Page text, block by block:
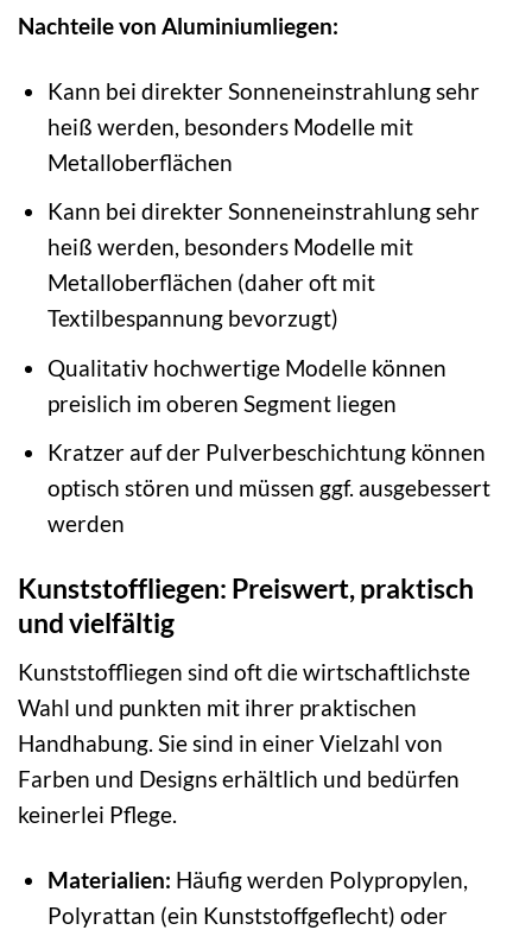
Nachteile von Aluminiumliegen:
Kann bei direkter Sonneneinstrahlung sehr
heiß werden, besonders Modelle mit
Metalloberflächen
Kann bei direkter Sonneneinstrahlung sehr
heiß werden, besonders Modelle mit
Metalloberflächen (daher oft mit
Textilbespannung bevorzugt)
Qualitativ hochwertige Modelle können
preislich im oberen Segment liegen
Kratzer auf der Pulverbeschichtung können
optisch stören und müssen ggf. ausgebessert
werden
Kunststoffliegen: Preiswert, praktisch
und vielfältig
Kunststoffliegen sind oft die wirtschaftlichste
Wahl und punkten mit ihrer praktischen
Handhabung. Sie sind in einer Vielzahl von
Farben und Designs erhältlich und bedürfen
keinerlei Pflege.
Materialien: Häufig werden Polypropylen,
Polyrattan (ein Kunststoffgeflecht) oder